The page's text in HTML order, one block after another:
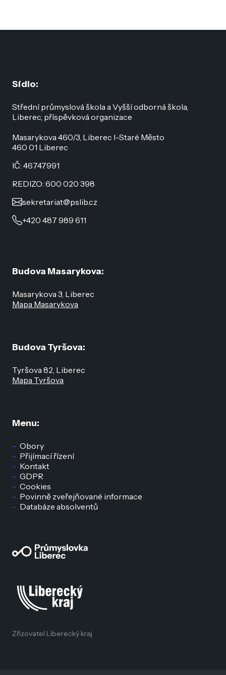
Sídlo:
Střední průmyslová škola a Vyšší odborná škola,
Liberec, příspěvková organizace
Masarykova 460/3, Liberec I-Staré Město
460 01 Liberec
IČ: 46747991
REDIZO: 600 020 398
sekretariat@pslib.cz
+420 487 989 611
Menu:
Obory
Přijímací řízení
Kontakt
GDPR
Cookies
Povinně zveřejňované informace
Databáze absolventů
Budova Masarykova:
Masarykova 3, Liberec
Mapa Masarykova
Budova Tyršova:
Tyršova 82, Liberec
Mapa Tyršova
Zřizovatel Liberecký kraj